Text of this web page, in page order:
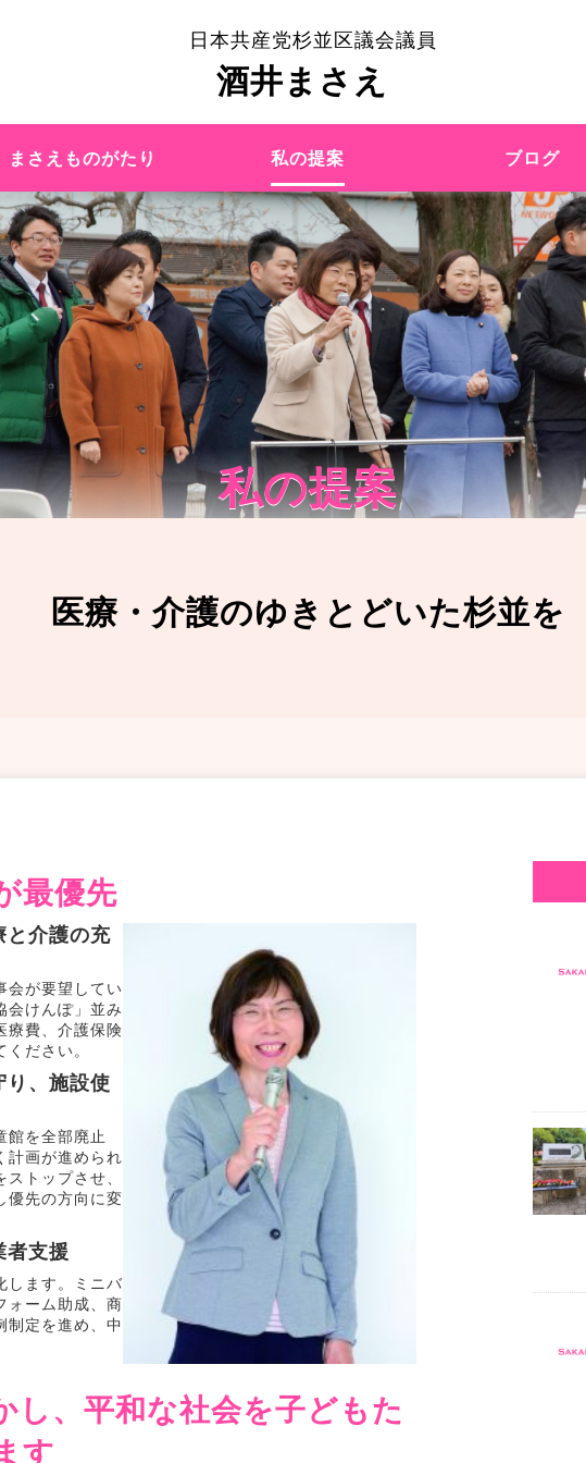
日本共産党杉並区議会議員
酒井まさえ
まさえものがたり 私の提案 ブログ
私の提案
医療・介護のゆきとどいた杉並を
最優先
と介護の充
会が要望してい
会けんぽ」並み
療費、介護保険
ださい。
り、施設使
館を全部廃止
計画が進められ
トップさせ、
優先の方向に変
者支援
します。ミニバ
ォーム助成、商
制定を進め、中
し、平和な社会を子どもた
す